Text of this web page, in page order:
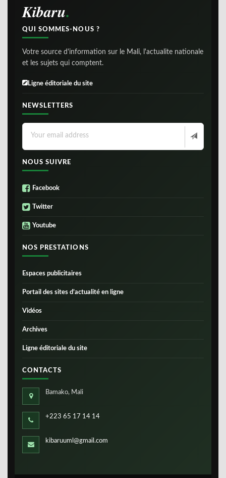
Kibaru
QUI SOMMES-NOUS ?
Votre source d'information sur le Mali, l'actualite nationale
et les sujets qui comptent.
Ligne éditoriale du site
NEWSLETTERS
NOUS SUIVRE
Facebook
Twitter
Youtube
NOS PRESTATIONS
Espaces publicitaires
Portail des sites d’actualité en ligne
Vidéos
Archives
Ligne éditoriale du site
CONTACTS
Bamako, Mali
+223 65 17 14 14
kibaruuml@gmail.com